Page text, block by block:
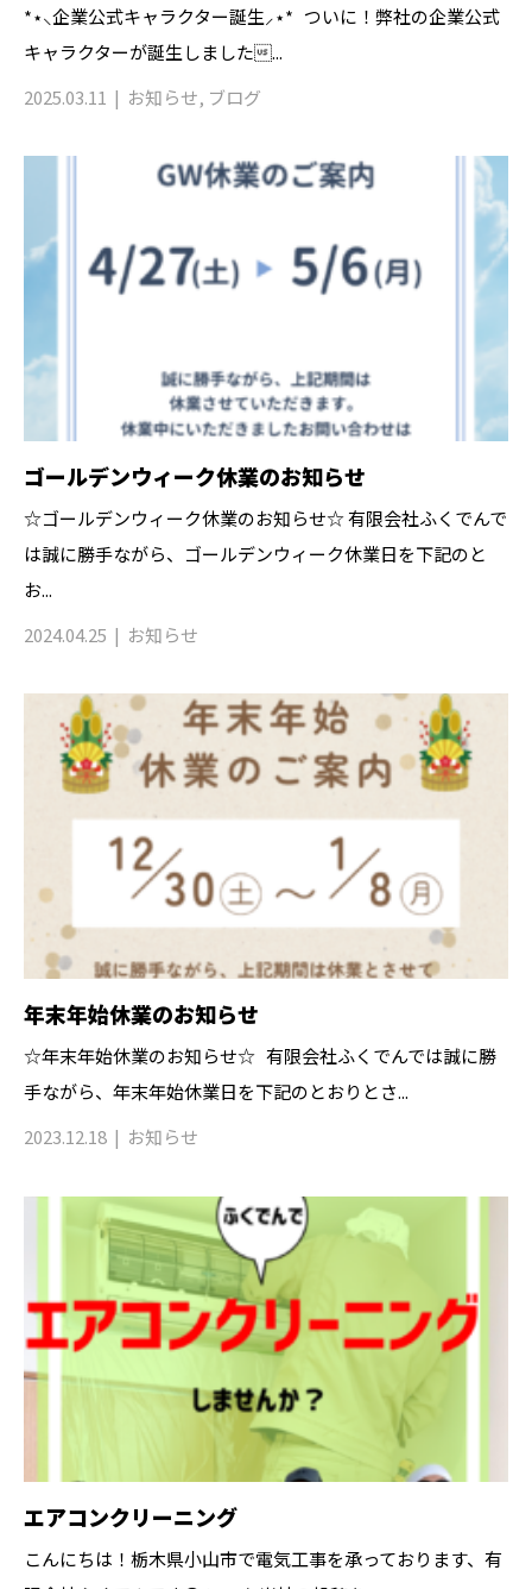
*⋆⸜企業公式キャラクター誕生⸝⋆* ついに！弊社の企業公式
キャラクターが誕生しました...
2025.03.11
お知らせ, ブログ
ゴールデンウィーク休業のお知らせ
☆ゴールデンウィーク休業のお知らせ☆ 有限会社ふくでんで
は誠に勝手ながら、ゴールデンウィーク休業日を下記のと
お...
2024.04.25
お知らせ
年末年始休業のお知らせ
☆年末年始休業のお知らせ☆ 有限会社ふくでんでは誠に勝
手ながら、年末年始休業日を下記のとおりとさ...
2023.12.18
お知らせ
エアコンクリーニング
こんにちは！栃木県小山市で電気工事を承っております、有